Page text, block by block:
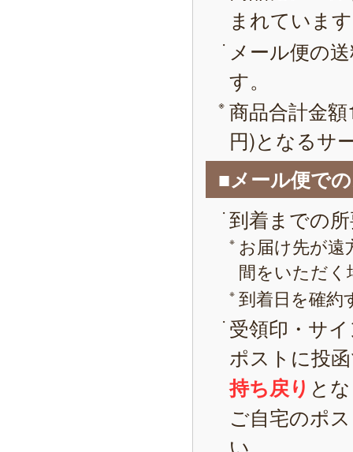
まれていま
メール便の
す。
商品合計金
円)となるサ
■メール便で
到着までの
お届け先が遠
間をいただ
到着日を確約
受領印・サ
ポストに投
持ち戻り と
ご自宅のポ
い。